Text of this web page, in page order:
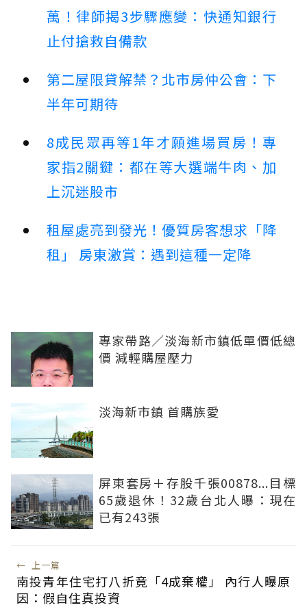
萬！律師揭3步驟應變：快通知銀行
止付搶救自備款
第二屋限貸解禁？北市房仲公會：下
半年可期待
8成民眾再等1年才願進場買房！專
家指2關鍵：都在等大選端牛肉、加
上沉迷股市
租屋處亮到發光！優質房客想求「降
租」 房東激賞：遇到這種一定降
專家帶路／淡海新市鎮低單價低總
價 減輕購屋壓力
淡海新市鎮 首購族愛
屏東套房＋存股千張00878...目標
65歲退休！32歲台北人曝：現在
已有243張
← 上一篇
南投青年住宅打八折竟「4成棄權」 內行人曝原
因：假自住真投資